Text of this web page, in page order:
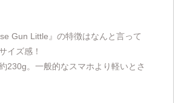
Gun Little』の特徴はなんと言って
イズ感！
230g。一般的なスマホより軽いとさ